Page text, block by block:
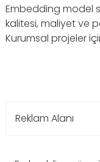
Embedding model
kalitesi, maliyet ve
Kurumsal projeler
Reklam Alanı